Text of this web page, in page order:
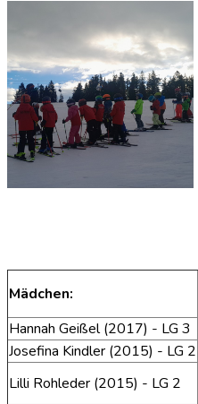
Mädchen:
Hannah Geißel (2017) - LG 3
Josefina Kindler (2015) - LG 2
Lilli Rohleder (2015) - LG 2